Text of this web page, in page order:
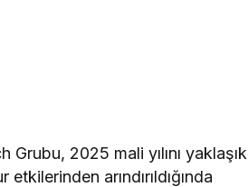
2025 mali yılını yaklaşık
arındırıldığında